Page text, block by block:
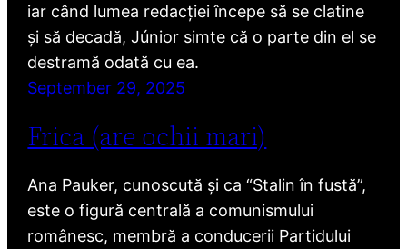
iar când lumea redacției începe să se clatine
și să decadă, Júnior simte că o parte din el se
destramă odată cu ea.
September 29, 2025
Frica (are ochii mari)
Ana Pauker, cunoscută și ca “Stalin în fustă”,
este o figură centrală a comunismului
românesc, membră a conducerii Partidului